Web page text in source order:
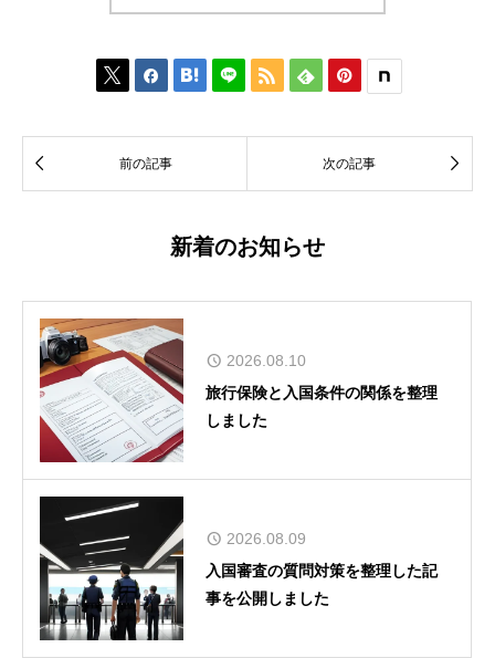
     
 前の記事 次の記事 
新着のお知らせ
2026.08.10
旅行保険と入国条件の関係を整理
しました
2026.08.09
入国審査の質問対策を整理した記
事を公開しました